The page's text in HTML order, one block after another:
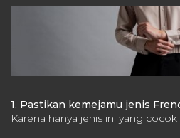
1. Pastikan kemejamu jenis
Karena hanya jenis ini yang